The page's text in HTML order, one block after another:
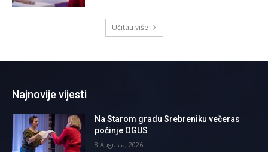
Učitati više
Najnovije vijesti
Na Starom gradu Srebreniku večeras
počinje OGUS
8 Augusta, 2026